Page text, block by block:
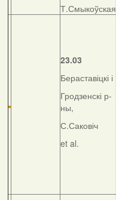
Т.Смыкоўская
23.03
Бераставіцкі і
Гродзенскі р-
ны,
С.Саковіч
et al.